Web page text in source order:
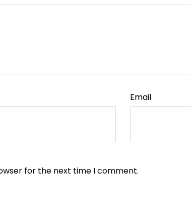
Email
for the next time I comment.